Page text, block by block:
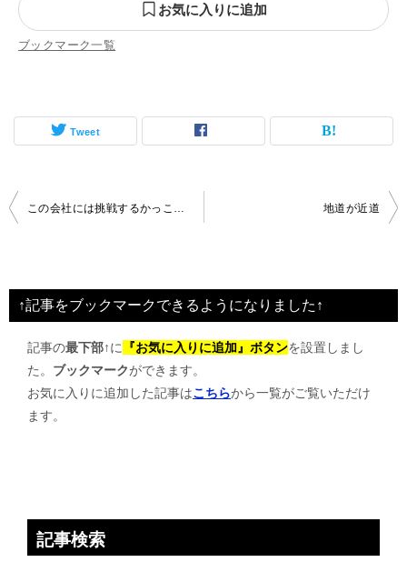
お気に入りに追加
ブックマーク一覧
Tweet
投
ビ
ゲ
地道が近道
↑記事をブックマークできるようになりました↑
記事の最下部↑に 『お気に入りに追加』ボタンを設置しまし
た。 ブックマークができます。
お気に入りに追加した記事はこちらから一覧がご覧いただけ
ます。
記事検索